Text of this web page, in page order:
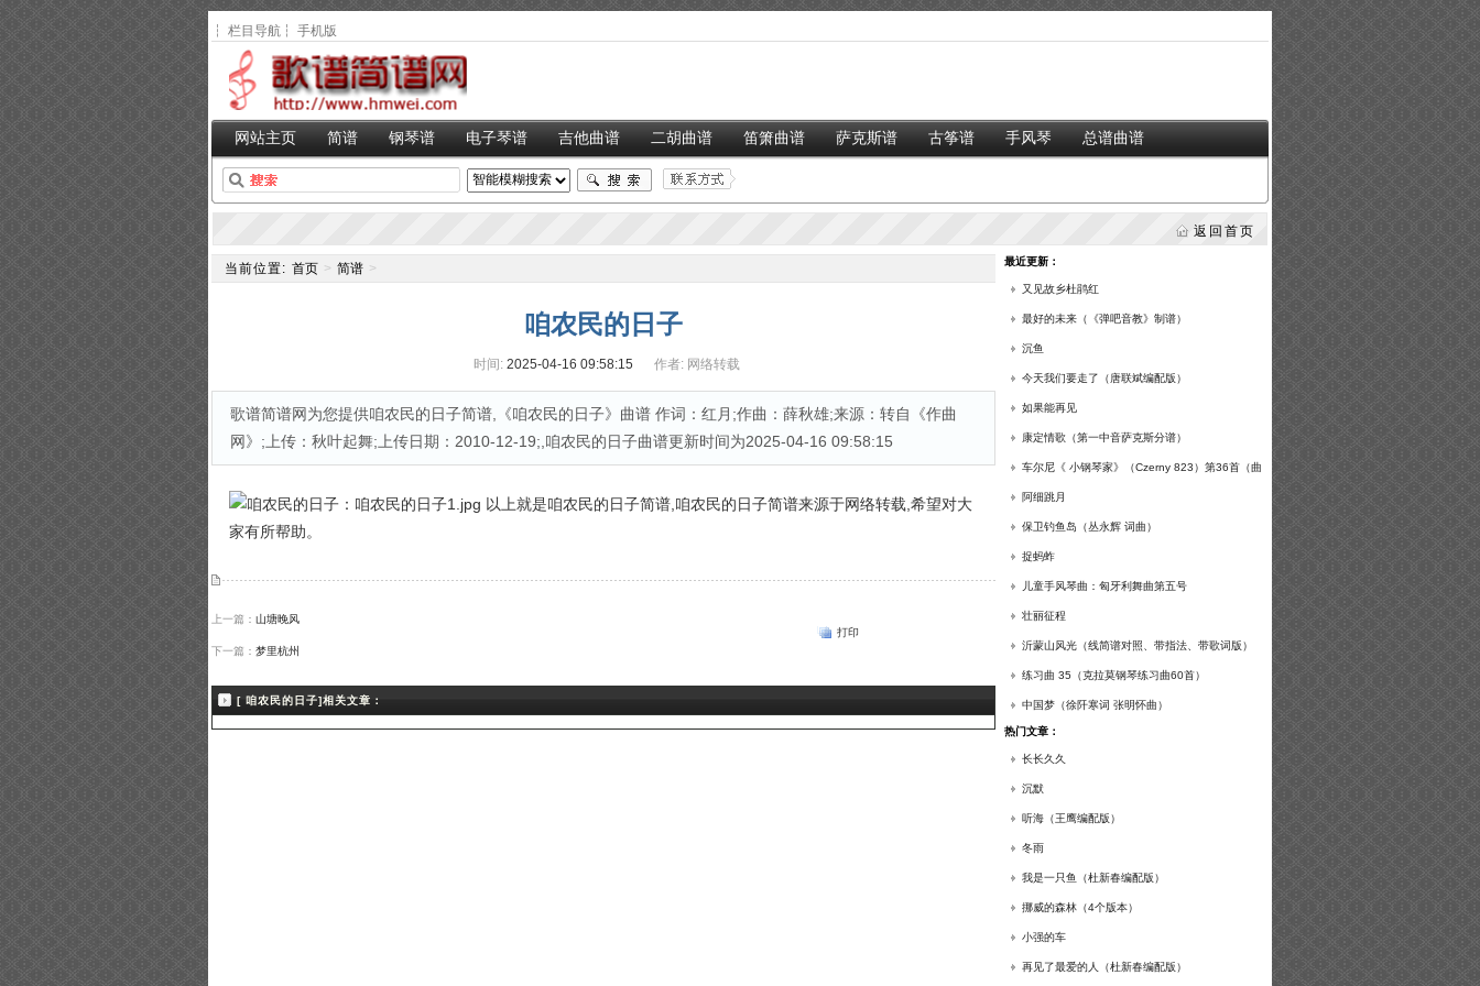
┆ 栏目导航 ┆ 手机版
网站主页 简谱 钢琴谱 电子琴谱 吉他曲谱 二胡曲谱 笛箫曲谱 萨克斯谱 古筝谱 手风琴 总谱曲谱
返回首页
当前位置: 首页 > 简谱 >
咱农民的日子
时间: 2025-04-16 09:58:15 作者: 网络转载
歌谱简谱网为您提供咱农民的日子简谱,《咱农民的日子》曲谱 作词：红月;作曲：薛秋雄;来源：转自《作曲
网》;上传：秋叶起舞;上传日期：2010-12-19;,咱农民的日子曲谱更新时间为2025-04-16 09:58:15
以上就是咱农民的日子简谱,咱农民的日子简谱来源于网络转载,希望对大
家有所帮助。
上一篇： 山塘晚风
下一篇： 梦里杭州
打印
[ 咱农民的日子]相关文章：
最近更新：
又见故乡杜鹃红
最好的未来（《弹吧音教》制谱）
沉鱼
今天我们要走了（唐联斌编配版）
如果能再见
康定情歌（第一中音萨克斯分谱）
车尔尼《 小钢琴家》（Czerny 823）第36首（曲
谱及练习提示）
阿细跳月
保卫钓鱼岛（丛永辉 词曲）
捉蚂蚱
儿童手风琴曲：匈牙利舞曲第五号
壮丽征程
沂蒙山风光（线简谱对照、带指法、带歌词版）
练习曲 35（克拉莫钢琴练习曲60首）
中国梦（徐阡寒词 张明怀曲）
热门文章：
长长久久
沉默
听海（王鹰编配版）
冬雨
我是一只鱼（杜新春编配版）
挪威的森林（4个版本）
小强的车
再见了最爱的人（杜新春编配版）